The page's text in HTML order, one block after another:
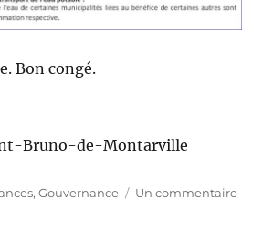
Bon congé.
Bruno-de-Montarville
,Gouvernance Un commentairesur